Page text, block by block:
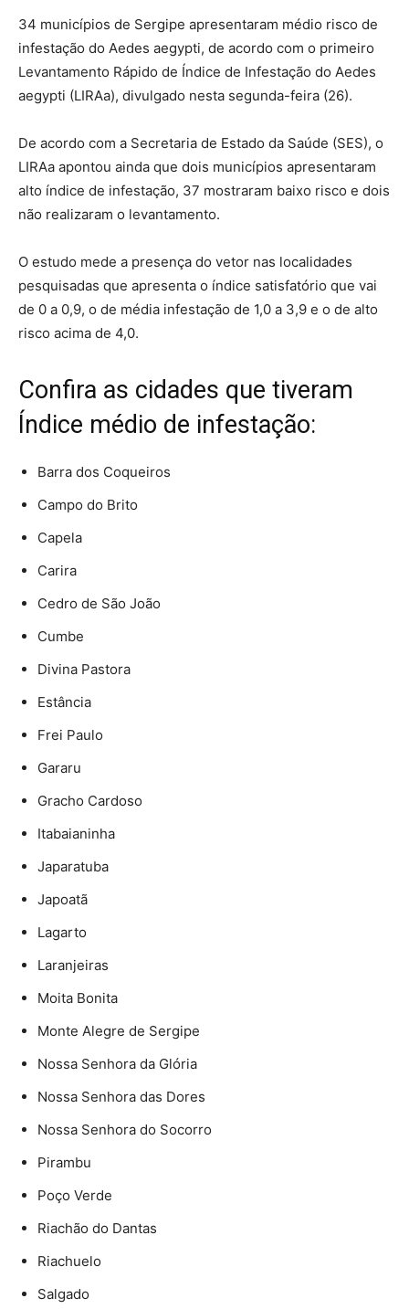
34 municípios de Sergipe apresentaram médio risco de
infestação do Aedes aegypti, de acordo com o primeiro
Levantamento Rápido de Índice de Infestação do Aedes
aegypti (LIRAa), divulgado nesta segunda-feira (26).
De acordo com a Secretaria de Estado da Saúde (SES), o
LIRAa apontou ainda que dois municípios apresentaram
alto índice de infestação, 37 mostraram baixo risco e dois
não realizaram o levantamento.
O estudo mede a presença do vetor nas localidades
pesquisadas que apresenta o índice satisfatório que vai
de 0 a 0,9, o de média infestação de 1,0 a 3,9 e o de alto
risco acima de 4,0.
Confira as cidades que tiveram
Índice médio de infestação:
Barra dos Coqueiros
Campo do Brito
Capela
Carira
Cedro de São João
Cumbe
Divina Pastora
Estância
Frei Paulo
Gararu
Gracho Cardoso
Itabaianinha
Japaratuba
Japoatã
Lagarto
Laranjeiras
Moita Bonita
Monte Alegre de Sergipe
Nossa Senhora da Glória
Nossa Senhora das Dores
Nossa Senhora do Socorro
Pirambu
Poço Verde
Riachão do Dantas
Riachuelo
Salgado